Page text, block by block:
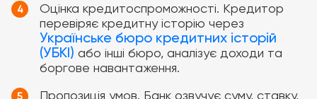
Оцінка кредитоспроможності. Кредитор
перевіряє кредитну історію через
Українське бюро кредитних історій
(УБКІ) або інші бюро, аналізує доходи та
боргове навантаження.
Пропозиція умов. Банк озвучує суму, ставку,